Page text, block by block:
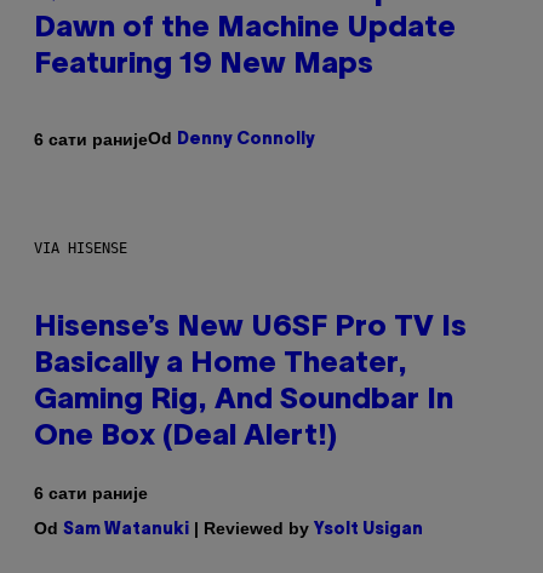
Dawn of the Machine Update
Featuring 19 New Maps
6 сати ранијеOd Denny Connolly
VIA HISENSE
Hisense’s New U6SF Pro TV Is
Basically a Home Theater,
Gaming Rig, And Soundbar In
One Box (Deal Alert!)
6 сати раније
Od Sam Watanuki | Reviewed by Ysolt Usigan